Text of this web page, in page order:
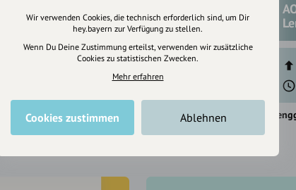
Lenggries "Fitness Route 6"
208 hm
208 hm
Lenggries
Wir verwenden Cookies, die technisch erforderlich sind, um Dir
hey.bayern zur Verfügung zu stellen.
Wenn Du Deine Zustimmung erteilst, verwenden wir zusätzliche
Cookies zu statistischen Zwecken.
Mehr erfahren
Cookies zustimmen Ablehnen